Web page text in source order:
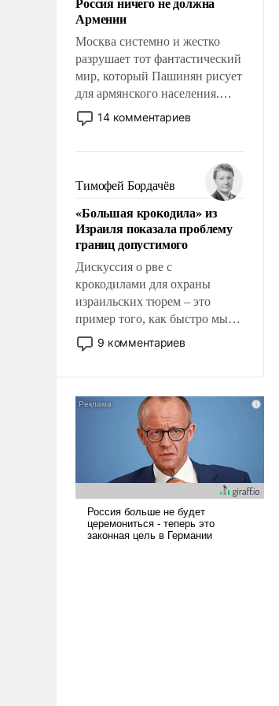
уязвимости США, например,
перед Китаем.
Армении
Москва системно и жестко
разрушает тот фантастический
мир, который Пашинян рисует
для армянского населения.
Мир, где этому населению все
должны просто по
политические прожекты будут
беспрекословно оплачиваться
за счет российских
налогоплательщиков и где за
свои поступки не нужно
отвечать.
14 комментариев
Тимофей Бордачёв
«Большая крокодила» из
Израиля показала проблему
границ допустимого
Дискуссия о рве с
крокодилами для охраны
израильских тюрем – это
пример того, как быстро мы
двигаемся по пути
революционных изменений.
псевдонаучной фантастики,
стало всерьез обсуждаемой
9 комментариев